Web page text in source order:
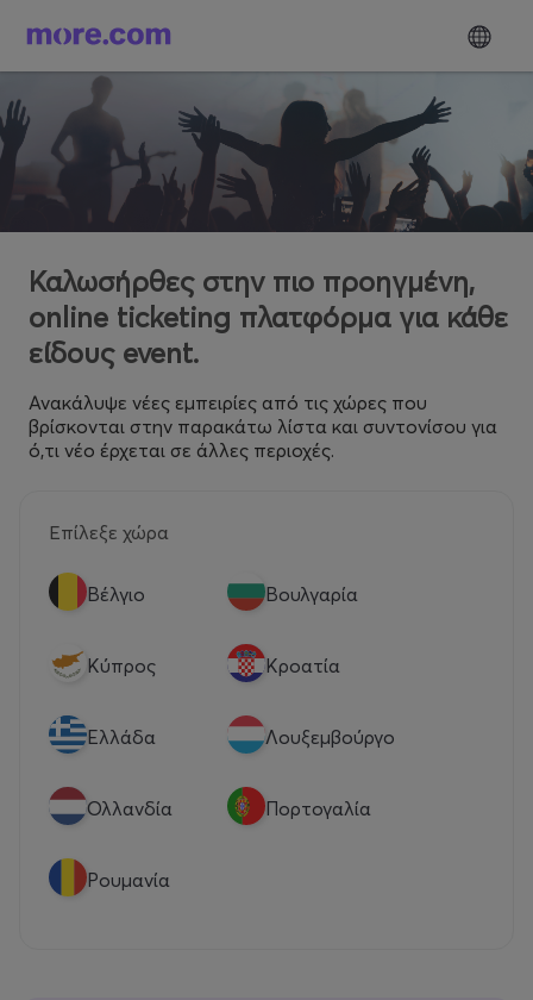
Καλωσήρθες στην πιο προηγμένη,
online ticketing πλατφόρμα για κάθε
είδους event.
Ανακάλυψε νέες εμπειρίες από τις χώρες που
βρίσκονται στην παρακάτω λίστα και συντονίσου για
ό,τι νέο έρχεται σε άλλες περιοχές.
Επίλεξε χώρα
Βέλγιο Βουλγαρία
Κύπρος Κροατία
Eλλάδα Λουξεμβούργο
Ολλανδία Πορτογαλία
Ρουμανία